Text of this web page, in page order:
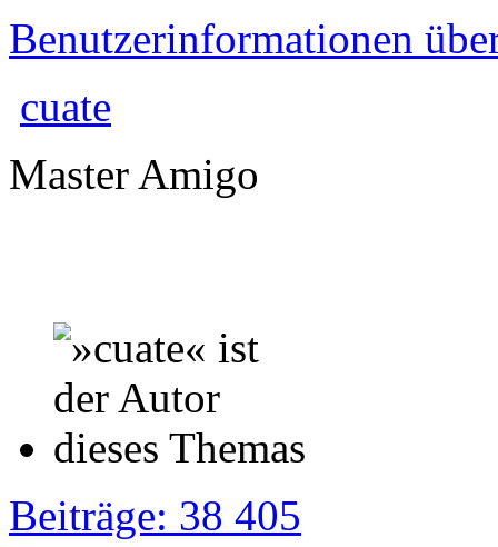
Benutzerinformationen
cuate
Master Amigo
Beiträge: 38 405